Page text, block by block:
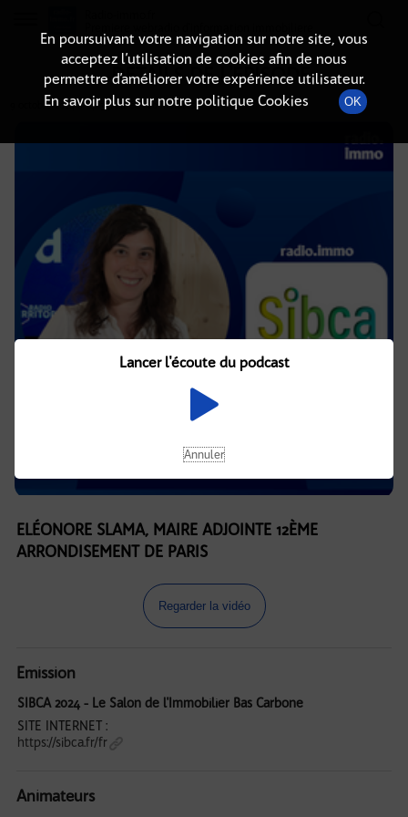
DÉTAILS DE L'ÉPISODE
9 octobre 2024à 14h34, durée : 20 minutes
ELÉONORE SLAMA, MAIRE ADJOINTE 12ÈME
ARRONDISEMENT DE PARIS
Regarder la vidéo
Emission
SIBCA 2024 - Le Salon de l'Immobilier Bas Carbone
SITE INTERNET :
https://sibca.fr/fr
Animateurs
En poursuivant votre navigation sur notre site, vous
acceptez l’utilisation de cookies afin de nous
permettre d’améliorer votre expérience utilisateur.
En savoir plus sur notre politique Cookies
OK
Lancer l'écoute du podcast
Annuler